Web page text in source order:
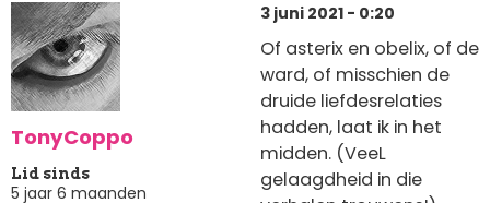
TonyCoppo
Lid sinds
5 jaar 6 maanden
3 juni 2021 - 0:20
Of asterix en obelix, of de
ward, of misschien de
druide liefdesrelaties
hadden, laat ik in het
midden. (VeeL
gelaagdheid in die